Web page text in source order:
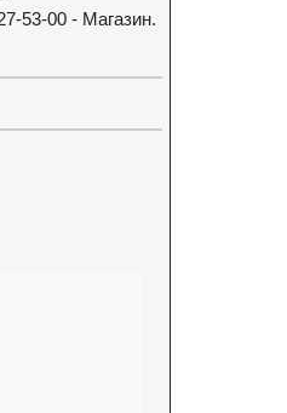
53-00 - Магазин.